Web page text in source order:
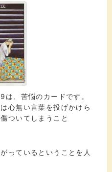
は、苦悩のカードです。
心無い言葉を投げかけら
ついてしまうこと
っているということを人